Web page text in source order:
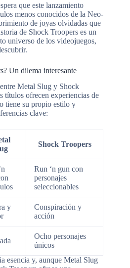
que este lanzamiento
menos conocidos de la Neo-
de joyas olvidadas que
de Shock Troopers es un
universo de los videojuegos,
Un dilema interesante
Metal Slug y Shock
títulos ofrecen experiencias de
tiene su propio estilo y
clave:
Shock Troopers
Run ‘n gun con
personajes
seleccionables
y
Conspiración y
acción
Ocho personajes
únicos
esencia y, aunque Metal Slug